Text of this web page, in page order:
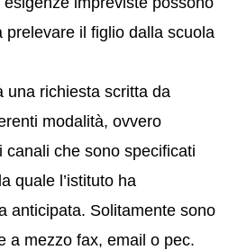
prelevare il figlio dalla scuola
una richiesta scritta da
modalità, ovvero
canali che sono specificati
quale l’istituto ha
anticipata. Solitamente sono
a mezzo fax, email o pec.